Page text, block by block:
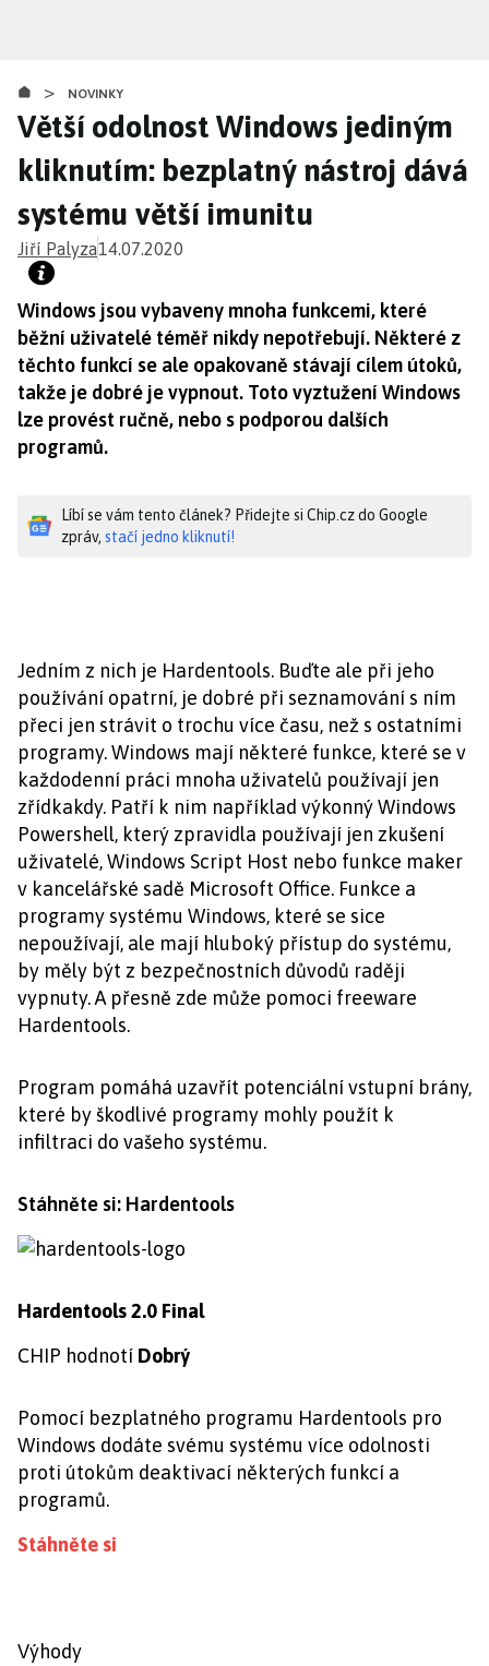
obsahu
> NOVINKY
Větší odolnost Windows jediným
kliknutím: bezplatný nástroj dává
systému větší imunitu
Jiří Palyza14.07.2020
Windows jsou vybaveny mnoha funkcemi, které
běžní uživatelé téměř nikdy nepotřebují. Některé z
těchto funkcí se ale opakovaně stávají cílem útoků,
takže je dobré je vypnout. Toto vyztužení Windows
lze provést ručně, nebo s podporou dalších
programů.
Líbí se vám tento článek? Přidejte si Chip.cz do Google
zpráv, stačí jedno kliknutí!
Jedním z nich je Hardentools. Buďte ale při jeho
používání opatrní, je dobré při seznamování s ním
přeci jen strávit o trochu více času, než s ostatními
programy. Windows mají některé funkce, které se v
každodenní práci mnoha uživatelů používají jen
zřídkakdy. Patří k nim například výkonný Windows
Powershell, který zpravidla používají jen zkušení
uživatelé, Windows Script Host nebo funkce maker
v kancelářské sadě Microsoft Office. Funkce a
programy systému Windows, které se sice
nepoužívají, ale mají hluboký přístup do systému,
by měly být z bezpečnostních důvodů raději
vypnuty. A přesně zde může pomoci freeware
Hardentools.
Program pomáhá uzavřít potenciální vstupní brány,
které by škodlivé programy mohly použít k
infiltraci do vašeho systému.
Stáhněte si: Hardentools
Hardentools 2.0 Final
CHIP hodnotí Dobrý
Pomocí bezplatného programu Hardentools pro
Windows dodáte svému systému více odolnosti
proti útokům deaktivací některých funkcí a
programů.
Stáhněte si
Výhody